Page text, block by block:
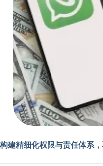
构建精细化权限与责任体系